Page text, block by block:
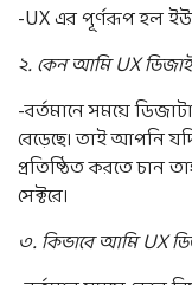
-UX এর পূর্ণরূপ হল
২. কেন আমিUX
-বর্তমানে সময়ে
বেড়েছে। তাই আপনি
প্রতিষ্ঠিত করতে চান
সেক্টরে।
৩. কিভাবে আমিUX